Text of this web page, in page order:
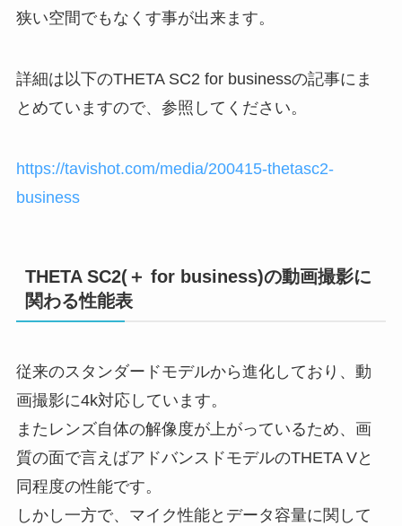
狭い空間でもなくす事が出来ます。
詳細は以下のTHETA SC2 for businessの記事にま
とめていますので、参照してください。
https://tavishot.com/media/200415-thetasc2-
business
THETA SC2(＋ for business)の動画撮影に
関わる性能表
従来のスタンダードモデルから進化しており、動
画撮影に4k対応しています。
またレンズ自体の解像度が上がっているため、画
質の面で言えばアドバンスドモデルのTHETA Vと
同程度の性能です。
しかし一方で、マイク性能とデータ容量に関して